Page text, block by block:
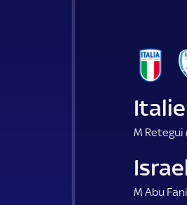
M Retegui
M Abu